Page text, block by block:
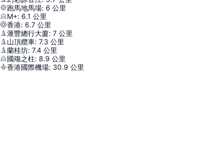
跑馬地馬場: 6 公里
M+: 6.1 公里
香港: 6.7 公里
滙豐總行大廈: 7 公里
山頂纜車: 7.3 公里
蘭桂坊: 7.4 公里
國殤之柱: 8.9 公里
香港國際機場: 30.9 公里